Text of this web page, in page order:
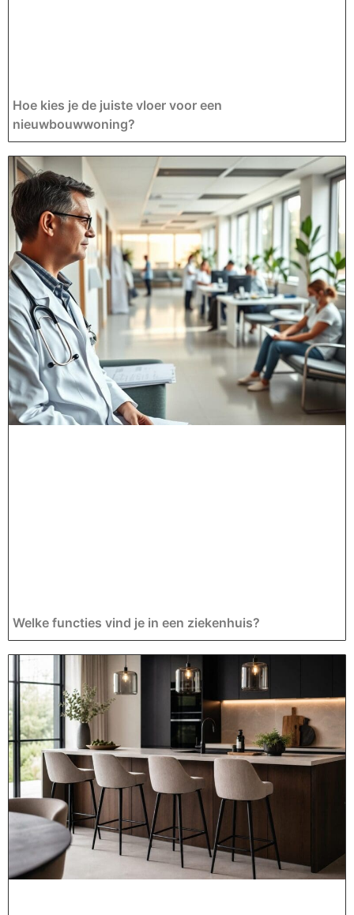
Hoe kies je de juiste vloer voor een
nieuwbouwwoning?
Welke functies vind je in een ziekenhuis?